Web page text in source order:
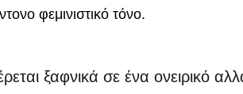
φεμινιστικό τόνο.
ξαφνικά σε ένα ονειρικό